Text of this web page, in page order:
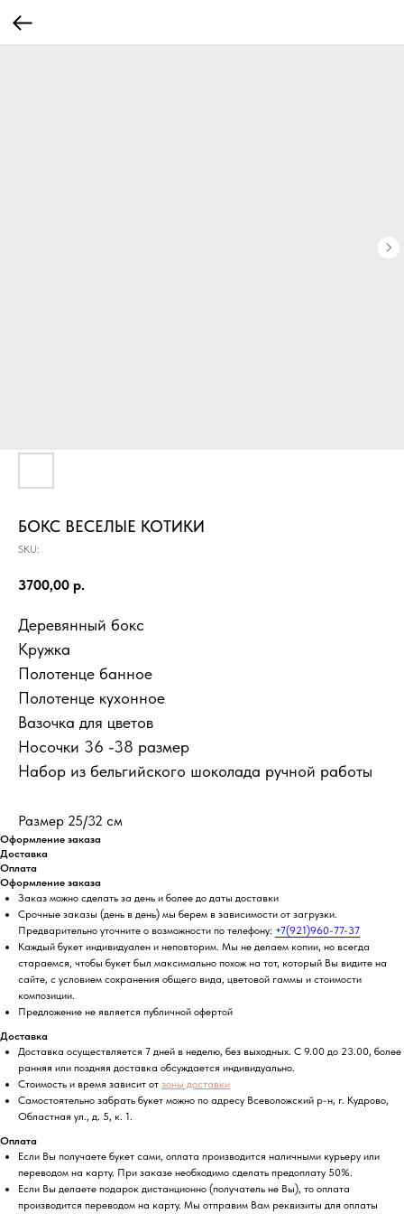
БОКС ВЕСЕЛЫЕ КОТИКИ
SKU:
3700,00 р.
Деревянный бокс
Кружка
Полотенце банное
Полотенце кухонное
Вазочка для цветов
Носочки 36 -38 размер
Набор из бельгийского шоколада ручной работы
Размер 25/32 см
Оформление заказа
Доставка
Оплата
Оформление заказа
Заказ можно сделать за день и более до даты доставки
Срочные заказы (день в день) мы берем в зависимости от загрузки.
Предварительно уточните о возможности по телефону: +7(921)960-77-37
Каждый букет индивидуален и неповторим. Мы не делаем копии, но всегда
стараемся, чтобы букет был максимально похож на тот, который Вы видите на
сайте, с условием сохранения общего вида, цветовой гаммы и стоимости
композиции.
Предложение не является публичной офертой
Доставка
Доставка осуществляется 7 дней в неделю, без выходных. С 9.00 до 23.00, более
ранняя или поздняя доставка обсуждается индивидуально.
Стоимость и время зависит от зоны доставки
Самостоятельно забрать букет можно по адресу Всеволожский р-н, г. Кудрово,
Областная ул., д. 5, к. 1.
Оплата
Если Вы получаете букет сами, оплата производится наличными курьеру или
переводом на карту. При заказе необходимо сделать предоплату 50%.
Если Вы делаете подарок дистанционно (получатель не Вы), то оплата
производится переводом на карту. Мы отправим Вам реквизиты для оплаты